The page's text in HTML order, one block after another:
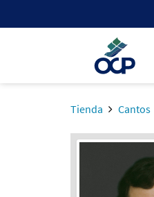
Tienda Cantos